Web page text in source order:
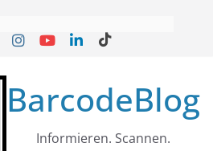
BarcodeBlog
Informieren. Scannen.